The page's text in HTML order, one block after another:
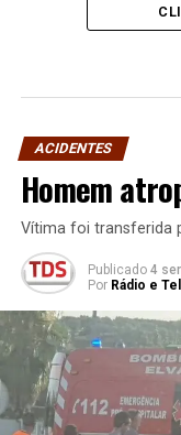
ACIDENTES
Homem
Vítima foi transferida
Publicado 4
Por Rádio e